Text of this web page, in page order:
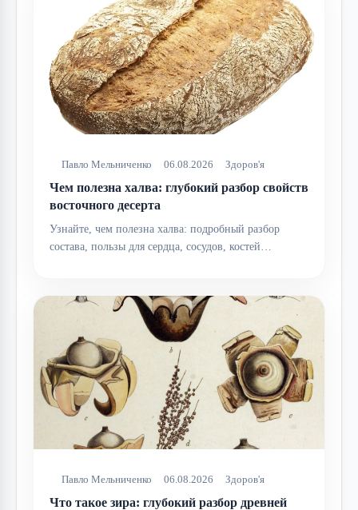
Павло Мельниченко 06.08.2026 Здоров'я
Чем полезна халва: глубокий разбор свойств
восточного десерта
Узнайте, чем полезна халва: подробный разбор
состава, пользы для сердца, сосудов, костей…
Павло Мельниченко 06.08.2026 Здоров'я
Что такое зира: глубокий разбор древней